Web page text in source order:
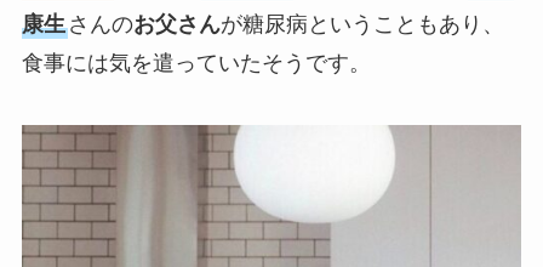
康生さんのお父さんが糖尿病ということもあり、
食事には気を遣っていたそうです。